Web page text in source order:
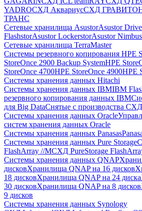
YADROСХД АквариусСХД
ТРАНС
Сетевые хранилища AsustorAsustor
FlashstorAsustor LockerstorAsustor
Сетевые хранилища TerraMaster
Системы резервного копирования HPE
StoreOnce 2900 Backup SystemHPE
StoreOnce 4700HPE StoreOnce 4900HPE
Системы хранения данных Hitachi
Системы хранения данных IBMIBM
резервного копирования данных IBM
для Big DataСнятые с производства
Системы хранения данных Oracle
систем хранения данных Oracle
Системы хранения данных Panasas
Системы хранения данных Pure Storage
FlashArray //MСХД PureStorage
Системы хранения данных QNAP
дисковХранилища QNAP на 16 дисков
18 дисковХранилища QNAP на 24 диска
30 дисковХранилища QNAP на 8 дисков
9 дисков
Системы хранения данных Synology